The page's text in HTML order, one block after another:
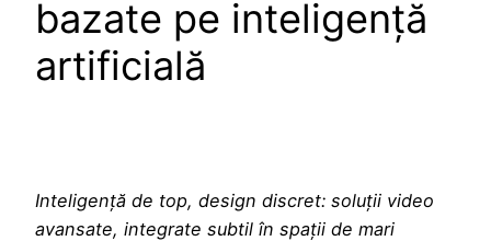
bazate pe inteligență
artificială
Inteligență de top, design discret: soluții video
avansate, integrate subtil în spații de mari